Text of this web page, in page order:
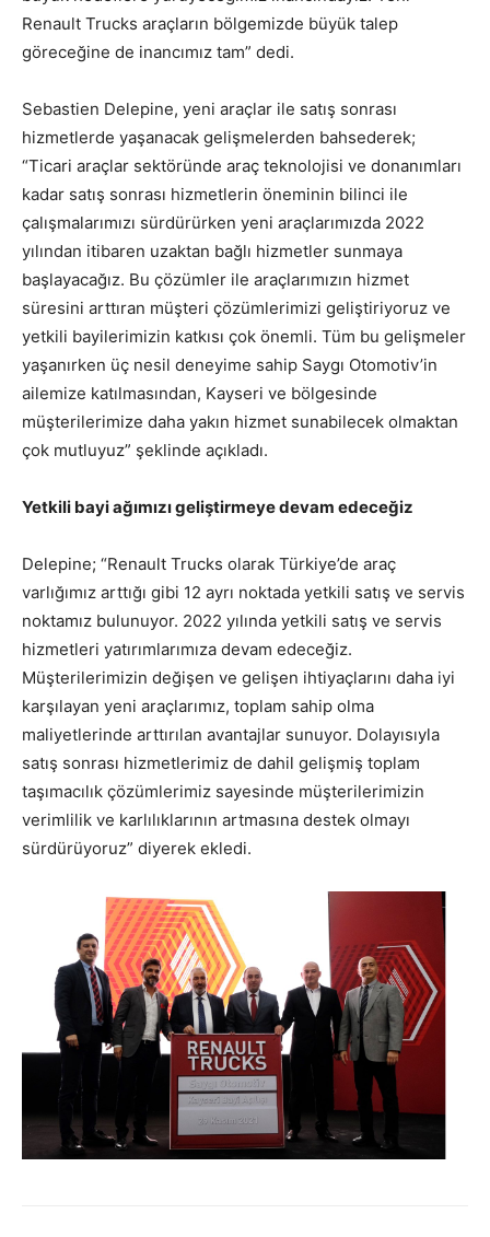
Renault Trucks araçların bölgemizde büyük talep
göreceğine de inancımız tam” dedi.
Sebastien Delepine, yeni araçlar ile satış sonrası
hizmetlerde yaşanacak gelişmelerden bahsederek;
“Ticari araçlar sektöründe araç teknolojisi ve donanımları
kadar satış sonrası hizmetlerin öneminin bilinci ile
çalışmalarımızı sürdürürken yeni araçlarımızda 2022
yılından itibaren uzaktan bağlı hizmetler sunmaya
başlayacağız. Bu çözümler ile araçlarımızın hizmet
süresini arttıran müşteri çözümlerimizi geliştiriyoruz ve
yetkili bayilerimizin katkısı çok önemli. Tüm bu gelişmeler
yaşanırken üç nesil deneyime sahip Saygı Otomotiv’in
ailemize katılmasından, Kayseri ve bölgesinde
müşterilerimize daha yakın hizmet sunabilecek olmaktan
çok mutluyuz” şeklinde açıkladı.
Yetkili bayi ağımızı geliştirmeye devam edeceğiz
Delepine; “Renault Trucks olarak Türkiye’de araç
varlığımız arttığı gibi 12 ayrı noktada yetkili satış ve servis
noktamız bulunuyor. 2022 yılında yetkili satış ve servis
hizmetleri yatırımlarımıza devam edeceğiz.
Müşterilerimizin değişen ve gelişen ihtiyaçlarını daha iyi
karşılayan yeni araçlarımız, toplam sahip olma
maliyetlerinde arttırılan avantajlar sunuyor. Dolayısıyla
satış sonrası hizmetlerimiz de dahil gelişmiş toplam
taşımacılık çözümlerimiz sayesinde müşterilerimizin
verimlilik ve karlılıklarının artmasına destek olmayı
sürdürüyoruz” diyerek ekledi.